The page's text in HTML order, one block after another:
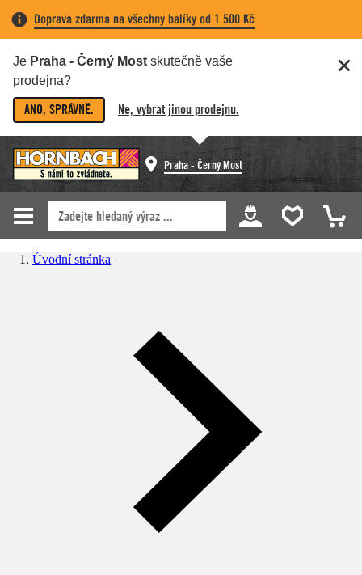
Doprava zdarma na všechny balíky od 1 500 Kč
Je Praha - Černý Most skutečně vaše
prodejna?
ANO, SPRÁVNĚ. Ne, vybrat jinou prodejnu.
Praha - Černý Most
Úvodní stránka